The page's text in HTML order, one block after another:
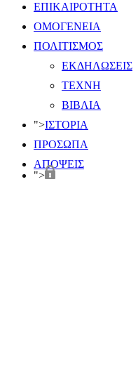
ΕΠΙΚΑΙΡΟΤΗΤΑ
ΟΜΟΓΕΝΕΙΑ
ΠΟΛΙΤΙΣΜΟΣ
ΕΚΔΗΛΩΣΕΙΣ
ΤΕΧΝΗ
ΒΙΒΛΙΑ
">ΙΣΤΟΡΙΑ
ΠΡΟΣΩΠΑ
ΑΠΟΨΕΙΣ
">